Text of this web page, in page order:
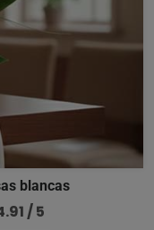
blancas
/ 5